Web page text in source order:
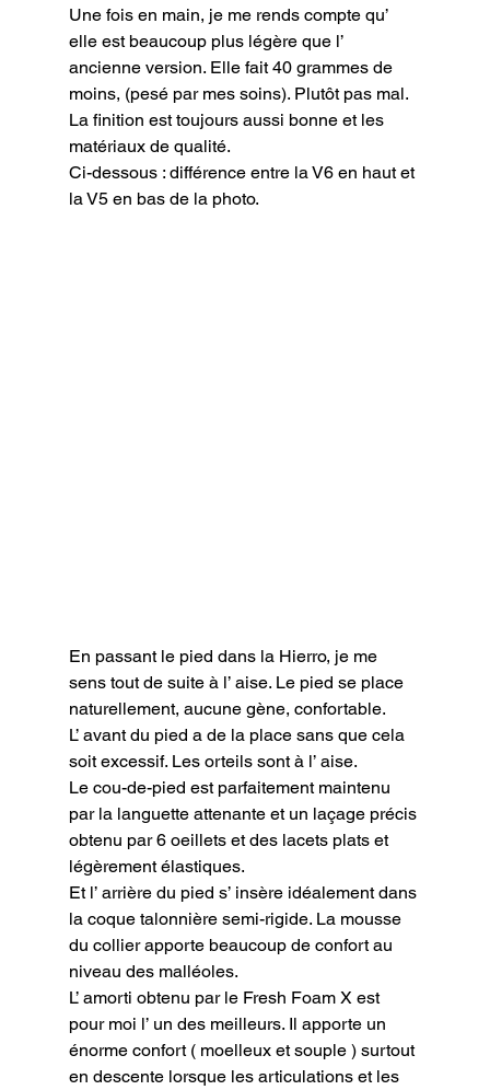
Une fois en main, je me rends compte qu’
elle est beaucoup plus légère que l’
ancienne version. Elle fait 40 grammes de
moins, (pesé par mes soins). Plutôt pas mal.
La finition est toujours aussi bonne et les
matériaux de qualité.
Ci-dessous : différence entre la V6 en haut et
la V5 en bas de la photo.
En passant le pied dans la Hierro, je me
sens tout de suite à l’ aise. Le pied se place
naturellement, aucune gène, confortable.
L’ avant du pied a de la place sans que cela
soit excessif. Les orteils sont à l’ aise.
Le cou-de-pied est parfaitement maintenu
par la languette attenante et un laçage précis
obtenu par 6 oeillets et des lacets plats et
légèrement élastiques.
Et l’ arrière du pied s’ insère idéalement dans
la coque talonnière semi-rigide. La mousse
du collier apporte beaucoup de confort au
niveau des malléoles.
L’ amorti obtenu par le Fresh Foam X est
pour moi l’ un des meilleurs. Il apporte un
énorme confort ( moelleux et souple ) surtout
en descente lorsque les articulations et les